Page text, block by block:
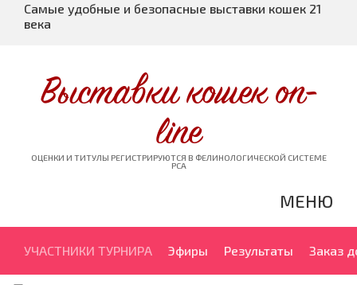
Самые удобные и безопасные выставки кошек 21
века
Выставки кошек on-
line
ОЦЕНКИ И ТИТУЛЫ РЕГИСТРИРУЮТСЯ В ФЕЛИНОЛОГИЧЕСКОЙ СИСТЕМЕ
PCA
МЕНЮ
УЧАСТНИКИ ТУРНИРА Эфиры Результаты Заказ